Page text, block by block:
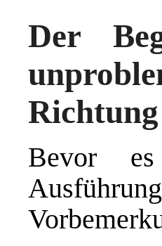
Der
Richtung
Bevor